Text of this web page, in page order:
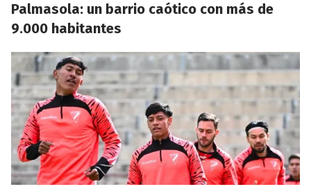
Palmasola: un barrio caótico con más de
9.000 habitantes